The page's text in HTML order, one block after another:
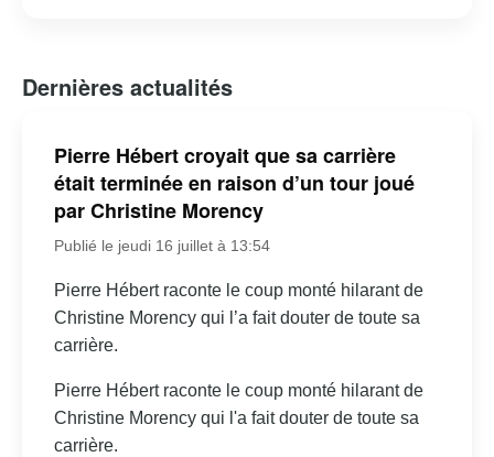
Dernières actualités
Pierre Hébert croyait que sa carrière
était terminée en raison d’un tour joué
par Christine Morency
Publié le jeudi 16 juillet à 13:54
Pierre Hébert raconte le coup monté hilarant de
Christine Morency qui l’a fait douter de toute sa
carrière.
Pierre Hébert raconte le coup monté hilarant de
Christine Morency qui l'a fait douter de toute sa
carrière.